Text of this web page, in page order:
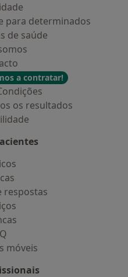
para determinados
de saúde
a contratar!
os resultados
respostas
móveis